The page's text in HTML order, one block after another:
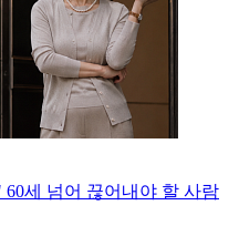
세 넘어 끊어내야 할 사람